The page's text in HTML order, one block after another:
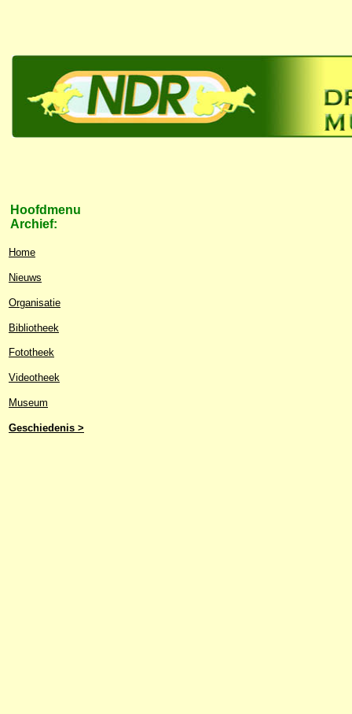
Hoofdmenu
Archief:
Home
Nieuws
Organisatie
Bibliotheek
Fototheek
Videotheek
Museum
Geschiedenis >